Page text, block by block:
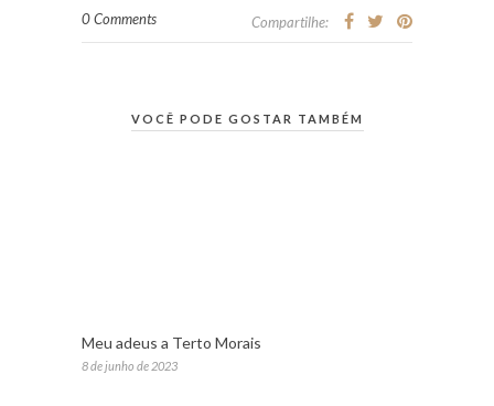
0 Comments Compartilhe:
VOCÊ PODE GOSTAR TAMBÉM
Meu adeus a Terto Morais
8 de junho de 2023